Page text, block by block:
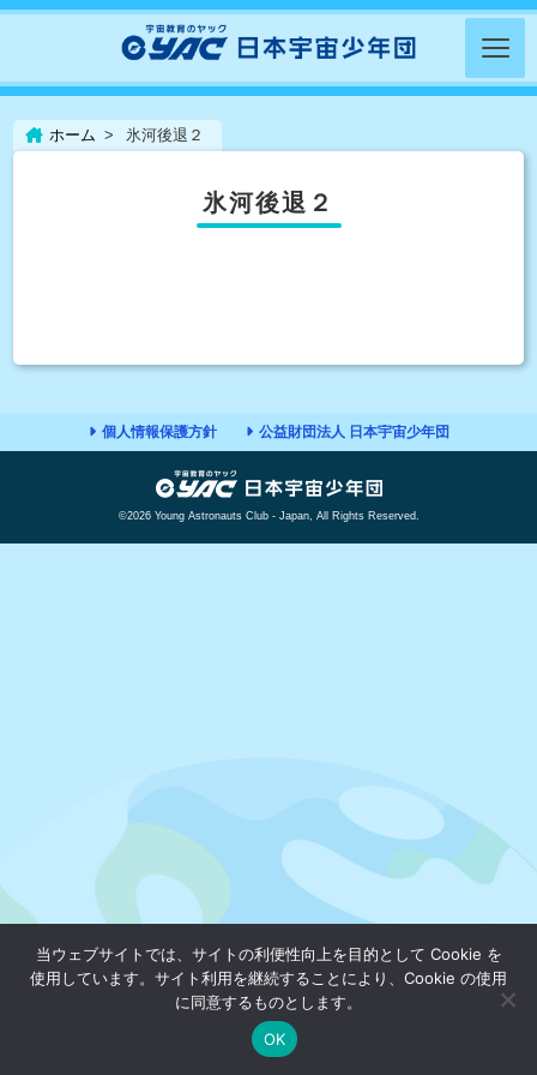
ホーム 氷河後退２
氷河後退２
個人情報保護方針 公益財団法人 日本宇宙少年団
©2026 Young Astronauts Club - Japan, All Rights Reserved.
当ウェブサイトでは、サイトの利便性向上を目的として Cookie を
使用しています。サイト利用を継続することにより、Cookie の使用
に同意するものとします。
OK